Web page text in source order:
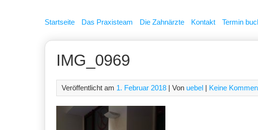
Startseite Das Praxisteam Die Zahnärzte Kontakt Termin
IMG_0969
Veröffentlicht am 1. Februar 2018 | Von uebel | Keine